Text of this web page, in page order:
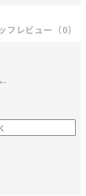
フレビュー （0）